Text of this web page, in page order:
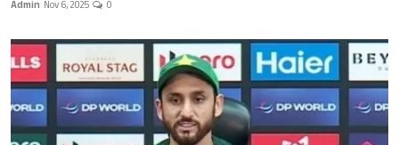
Admin Nov 6, 2025 0